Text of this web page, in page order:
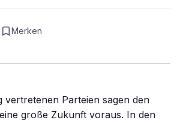
Merken
vertretenen Parteien sagen den
große Zukunft voraus. In den